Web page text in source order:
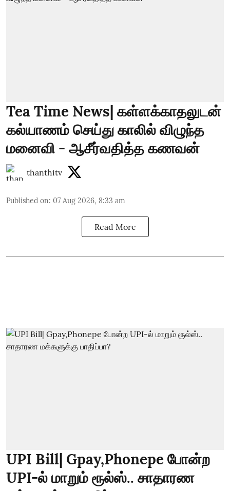
Tea Time News| கள்ளக்காதலுடன்
கல்யாணம் செய்து காலில் விழுந்த
மனைவி - ஆசீர்வதித்த கணவன்
thanthitv
Published on: 07 Aug 2026, 8:33 am
Read More
UPI Bill| Gpay,Phonepe போன்ற
UPI-ல் மாறும் ரூல்ஸ்.. சாதாரண